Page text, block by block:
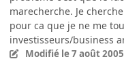
marecherche. Je
pour ca que je ne me
investisseurs/business
Modifié le 7 août 2005